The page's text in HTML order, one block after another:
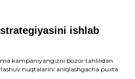
ishlab
kampaniyangizni bozor tahlilidan
nuqtalarini aniqlashgacha puxta